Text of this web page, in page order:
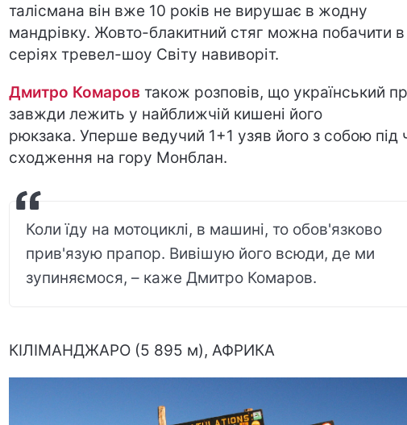
талісмана він вже 10 років не вирушає в жодну
мандрівку. Жовто-блакитний стяг можна побачити в
серіях тревел-шоу Світу навиворіт.
Дмитро Комаров також розповів, що український
завжди лежить у найближчій кишені його
рюкзака. Уперше ведучий 1+1 узяв його з собою під
сходження на гору Монблан.
Коли їду на мотоциклі, в машині, то обов'язково
прив'язую прапор. Вивішую його всюди, де ми
зупиняємося, – каже Дмитро Комаров.
КІЛІМАНДЖАРО (5 895 м), АФРИКА